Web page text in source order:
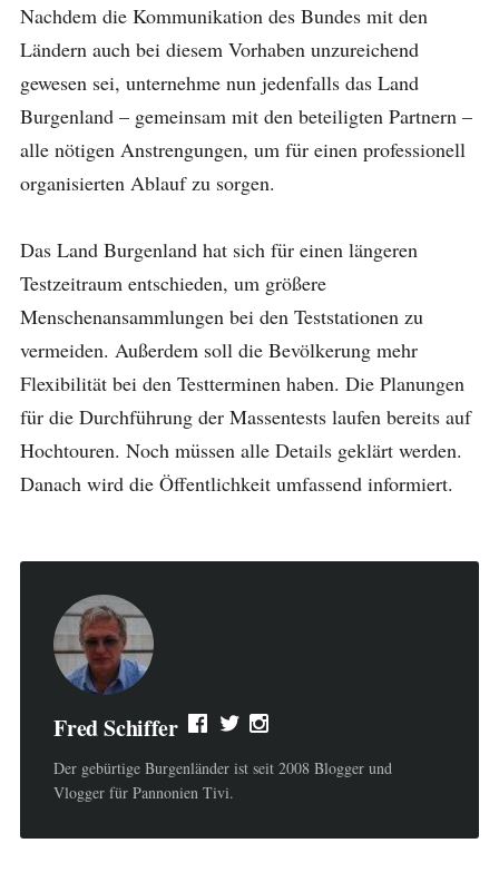
Nachdem die Kommunikation des Bundes mit den
Ländern auch bei diesem Vorhaben unzureichend
gewesen sei, unternehme nun jedenfalls das Land
Burgenland – gemeinsam mit den beteiligten Partnern –
alle nötigen Anstrengungen, um für einen professionell
organisierten Ablauf zu sorgen.
Das Land Burgenland hat sich für einen längeren
Testzeitraum entschieden, um größere
Menschenansammlungen bei den Teststationen zu
vermeiden. Außerdem soll die Bevölkerung mehr
Flexibilität bei den Testterminen haben. Die Planungen
für die Durchführung der Massentests laufen bereits auf
Hochtouren. Noch müssen alle Details geklärt werden.
Danach wird die Öffentlichkeit umfassend informiert.
Fred Schiffer
Der gebürtige Burgenländer ist seit 2008 Blogger und
Vlogger für Pannonien Tivi.